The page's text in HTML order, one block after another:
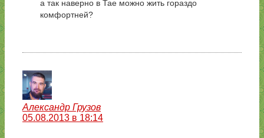
а так наверно в Тае можно жить гораздо
комфортней?
Александр Грузов
05.08.2013 в 18:14